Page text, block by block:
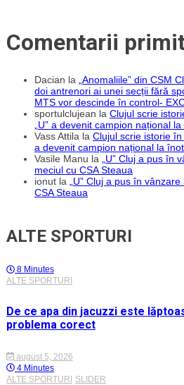
Comentarii
Dacian la „Anomaliile” din CSM
doi antrenori ai unei secții fără
MTS vor descinde în control-
sportulclujean la Clujul scrie
„U” a devenit campion național
Vass Attila la Clujul scrie istorie în
a devenit campion național la înot
Vasile Manu la „U” Cluj a pus în
meciul cu CSA Steaua
ionut la „U” Cluj a pus în
CSA Steaua
ALTE SPORTURI
8 Minutes
ALTE SPORTURI
De ce apa din jacuzzi este
problema corect
august 5, 2026
4 Minutes
ALTE SPORTURI SLIDER